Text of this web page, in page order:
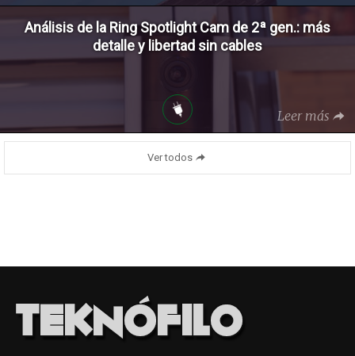
Análisis de la Ring Spotlight Cam de 2ª gen.: más
detalle y libertad sin cables
Leer más
Ver todos